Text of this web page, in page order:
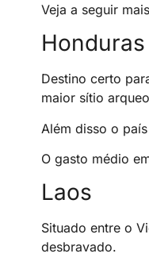
Veja a seguir
Honduras
Destino certo
maior sítio
Além disso o
O gasto médio
Laos
Situado entre o
desbravado.